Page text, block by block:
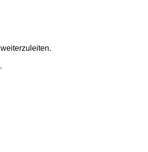
weiterzuleiten.
.